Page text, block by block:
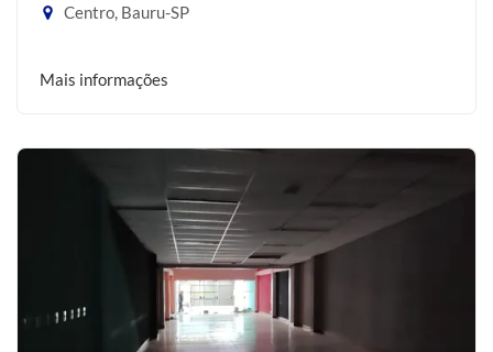
Centro, Bauru-SP
Mais informações